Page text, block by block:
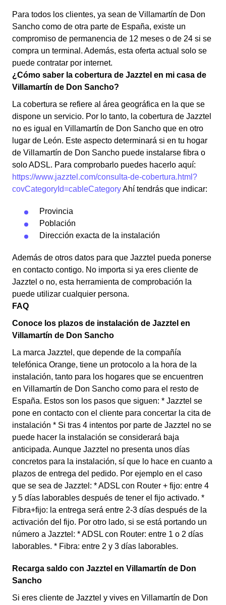
Para todos los clientes, ya sean de Villamartín de Don
Sancho como de otra parte de España, existe un
compromiso de permanencia de 12 meses o de 24 si se
compra un terminal. Además, esta oferta actual solo se
puede contratar por internet.
¿Cómo saber la cobertura de Jazztel en mi casa de
Villamartín de Don Sancho?
La cobertura se refiere al área geográfica en la que se
dispone un servicio. Por lo tanto, la cobertura de Jazztel
no es igual en Villamartín de Don Sancho que en otro
lugar de León. Este aspecto determinará si en tu hogar
de Villamartín de Don Sancho puede instalarse fibra o
solo ADSL. Para comprobarlo puedes hacerlo aquí:
https://www.jazztel.com/consulta-de-cobertura.html?
covCategoryId=cableCategoryAhí tendrás que indicar:
Provincia
Población
Dirección exacta de la instalación
Además de otros datos para que Jazztel pueda ponerse
en contacto contigo. No importa si ya eres cliente de
Jazztel o no, esta herramienta de comprobación la
puede utilizar cualquier persona.
FAQ
Conoce los plazos de instalación de Jazztel en
Villamartín de Don Sancho
La marca Jazztel, que depende de la compañía
telefónica Orange, tiene un protocolo a la hora de la
instalación, tanto para los hogares que se encuentren
en Villamartín de Don Sancho como para el resto de
España. Estos son los pasos que siguen: * Jazztel se
pone en contacto con el cliente para concertar la cita de
instalación * Si tras 4 intentos por parte de Jazztel no se
puede hacer la instalación se considerará baja
anticipada. Aunque Jazztel no presenta unos días
concretos para la instalación, sí que lo hace en cuanto a
plazos de entrega del pedido. Por ejemplo en el caso
que se sea de Jazztel: * ADSL con Router + fijo: entre 4
y 5 días laborables después de tener el fijo activado. *
Fibra+fijo: la entrega será entre 2-3 días después de la
activación del fijo. Por otro lado, si se está portando un
número a Jazztel: * ADSL con Router: entre 1 o 2 días
laborables. * Fibra: entre 2 y 3 días laborables.
Recarga saldo con Jazztel en Villamartín de Don
Sancho
Si eres cliente de Jazztel y vives en Villamartín de Don